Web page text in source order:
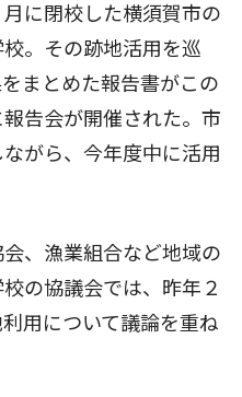
に閉校した横須賀市の
。その跡地活用を巡
まとめた報告書がこの
告会が開催された。市
がら、今年度中に活用
、漁業組合など地域の
の協議会では、昨年２
用について議論を重ね